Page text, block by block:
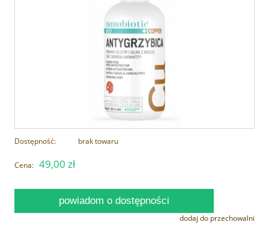
Dostępność: brak towaru
Cena: 49,00 zł
powiadom o dostępności
dodaj do przechowalni